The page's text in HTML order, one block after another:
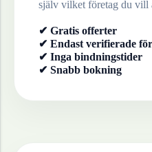
själv vilket företag du vill
✔ Gratis offerter
✔ Endast verifierade
✔ Inga bindningstider
✔ Snabb bokning